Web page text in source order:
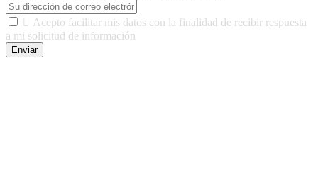
 Acepto facilitar mis datos con la finalidad de recibir respuesta
a mi solicitud de información
Enviar